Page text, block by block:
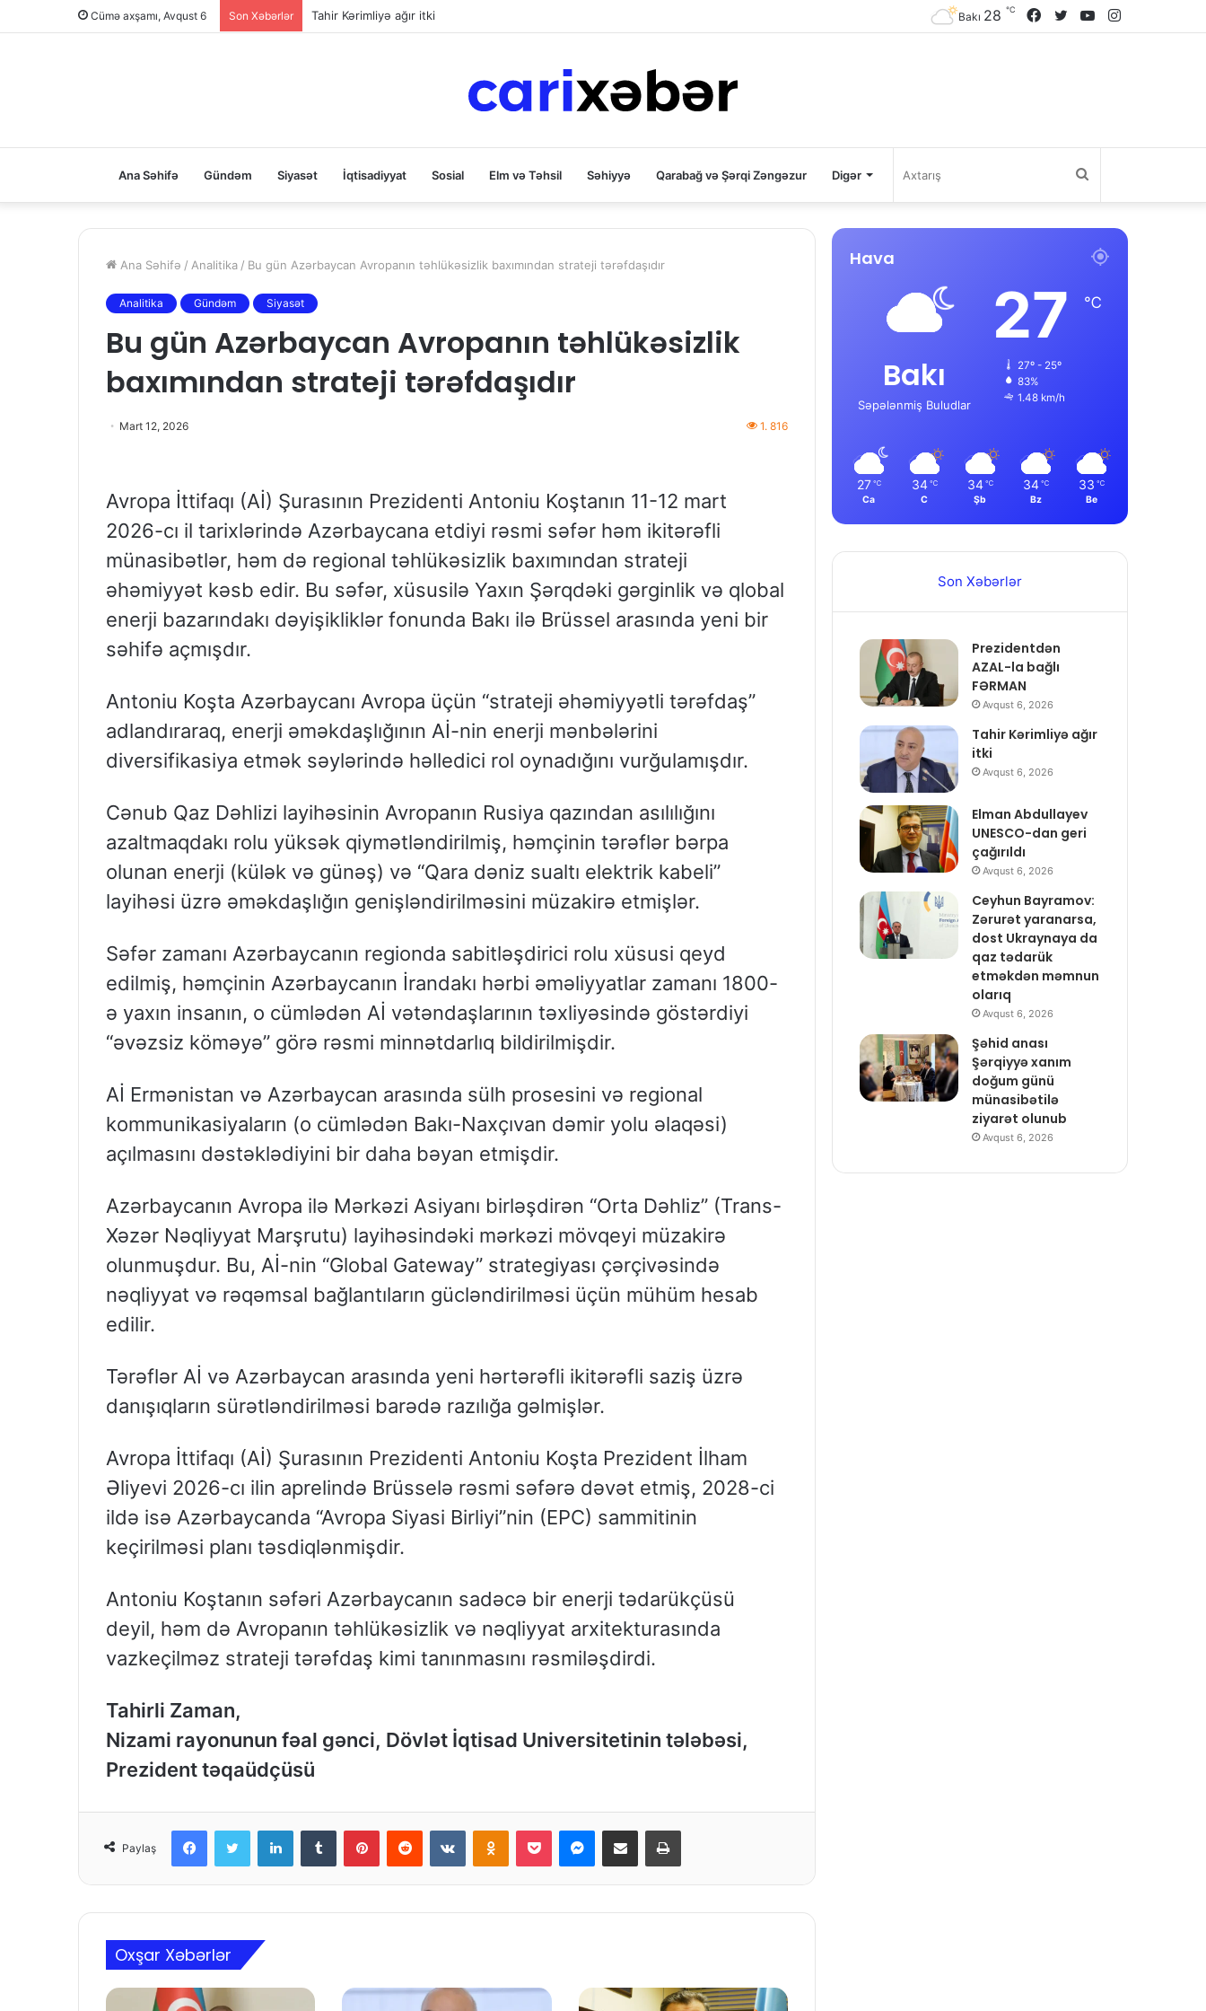
Cümə axşamı, Avqust 6 Son Xəbərlər Tahir Kərimliyə ağır itki YouTube
Twitter
Facebook
Bakı 28 ℃
Ana Səhifə Gündəm Siyasət İqtisadiyyat Sosial Elm və Təhsil Səhiyyə Qarabağ və Şərqi Zəngəzur Digər Axtarış
Ana Səhifə / Analitika / Bu gün Azərbaycan Avropanın təhlükəsizlik baxımından strateji tərəfdaşıdır
Analitika Gündəm Siyasət
Bu gün Azərbaycan Avropanın təhlükəsizlik
baxımından strateji tərəfdaşıdır
Mart 12, 2026 1. 816
Avropa İttifaqı (Aİ) Şurasının Prezidenti Antoniu Koştanın 11-12 mart
2026-cı il tarixlərində Azərbaycana etdiyi rəsmi səfər həm ikitərəfli
münasibətlər, həm də regional təhlükəsizlik baxımından strateji
əhəmiyyət kəsb edir. Bu səfər, xüsusilə Yaxın Şərqdəki gərginlik və qlobal
enerji bazarındakı dəyişikliklər fonunda Bakı ilə Brüssel arasında yeni bir
səhifə açmışdır.
Antoniu Koşta Azərbaycanı Avropa üçün “strateji əhəmiyyətli tərəfdaş”
adlandıraraq, enerji əməkdaşlığının Aİ-nin enerji mənbələrini
diversifikasiya etmək səylərində həlledici rol oynadığını vurğulamışdır.
Cənub Qaz Dəhlizi layihəsinin Avropanın Rusiya qazından asılılığını
azaltmaqdakı rolu yüksək qiymətləndirilmiş, həmçinin tərəflər bərpa
olunan enerji (külək və günəş) və “Qara dəniz sualtı elektrik kabeli”
layihəsi üzrə əməkdaşlığın genişləndirilməsini müzakirə etmişlər.
Səfər zamanı Azərbaycanın regionda sabitləşdirici rolu xüsusi qeyd
edilmiş, həmçinin Azərbaycanın İrandakı hərbi əməliyyatlar zamanı 1800-
ə yaxın insanın, o cümlədən Aİ vətəndaşlarının təxliyəsində göstərdiyi
“əvəzsiz köməyə” görə rəsmi minnətdarlıq bildirilmişdir.
Aİ Ermənistan və Azərbaycan arasında sülh prosesini və regional
kommunikasiyaların (o cümlədən Bakı-Naxçıvan dəmir yolu əlaqəsi)
açılmasını dəstəklədiyini bir daha bəyan etmişdir.
Azərbaycanın Avropa ilə Mərkəzi Asiyanı birləşdirən “Orta Dəhliz” (Trans-
Xəzər Nəqliyyat Marşrutu) layihəsindəki mərkəzi mövqeyi müzakirə
olunmuşdur. Bu, Aİ-nin “Global Gateway” strategiyası çərçivəsində
nəqliyyat və rəqəmsal bağlantıların gücləndirilməsi üçün mühüm hesab
edilir.
Tərəflər Aİ və Azərbaycan arasında yeni hərtərəfli ikitərəfli saziş üzrə
danışıqların sürətləndirilməsi barədə razılığa gəlmişlər.
Avropa İttifaqı (Aİ) Şurasının Prezidenti Antoniu Koşta Prezident İlham
Əliyevi 2026-cı ilin aprelində Brüsselə rəsmi səfərə dəvət etmiş, 2028-ci
ildə isə Azərbaycanda “Avropa Siyasi Birliyi”nin (EPC) sammitinin
keçirilməsi planı təsdiqlənmişdir.
Antoniu Koştanın səfəri Azərbaycanın sadəcə bir enerji tədarükçüsü
deyil, həm də Avropanın təhlükəsizlik və nəqliyyat arxitekturasında
vazkeçilməz strateji tərəfdaş kimi tanınmasını rəsmiləşdirdi.
Tahirli Zaman,
Nizami rayonunun fəal gənci, Dövlət İqtisad Universitetinin tələbəsi,
Prezident təqaüdçüsü
Paylaş
Oxşar Xəbərlər
Hava
Bakı
Səpələnmiş Buludlar
27 ℃
27º - 25º
83%
1.48 km/h
27 ℃
Ca
34 ℃
C
34 ℃
Şb
34 ℃
Bz
33 ℃
Be
Son Xəbərlər
Prezidentdən
AZAL-la bağlı
FƏRMAN
Avqust 6, 2026
Tahir Kərimliyə ağır
itki
Avqust 6, 2026
Elman Abdullayev
UNESCO-dan geri
çağırıldı
Avqust 6, 2026
Ceyhun Bayramov:
Zərurət yaranarsa,
dost Ukraynaya da
qaz tədarük
etməkdən məmnun
olarıq
Avqust 6, 2026
Şəhid anası
Şərqiyyə xanım
doğum günü
münasibətilə
ziyarət olunub
Avqust 6, 2026